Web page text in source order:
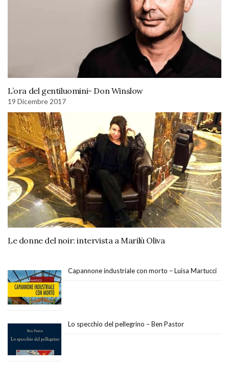
L’ora del gentiluomini- Don Winslow
19 Dicembre 2017
Le donne del noir: intervista a Marilù Oliva
Capannone industriale con morto – Luisa Martucci
Lo specchio del pellegrino – Ben Pastor